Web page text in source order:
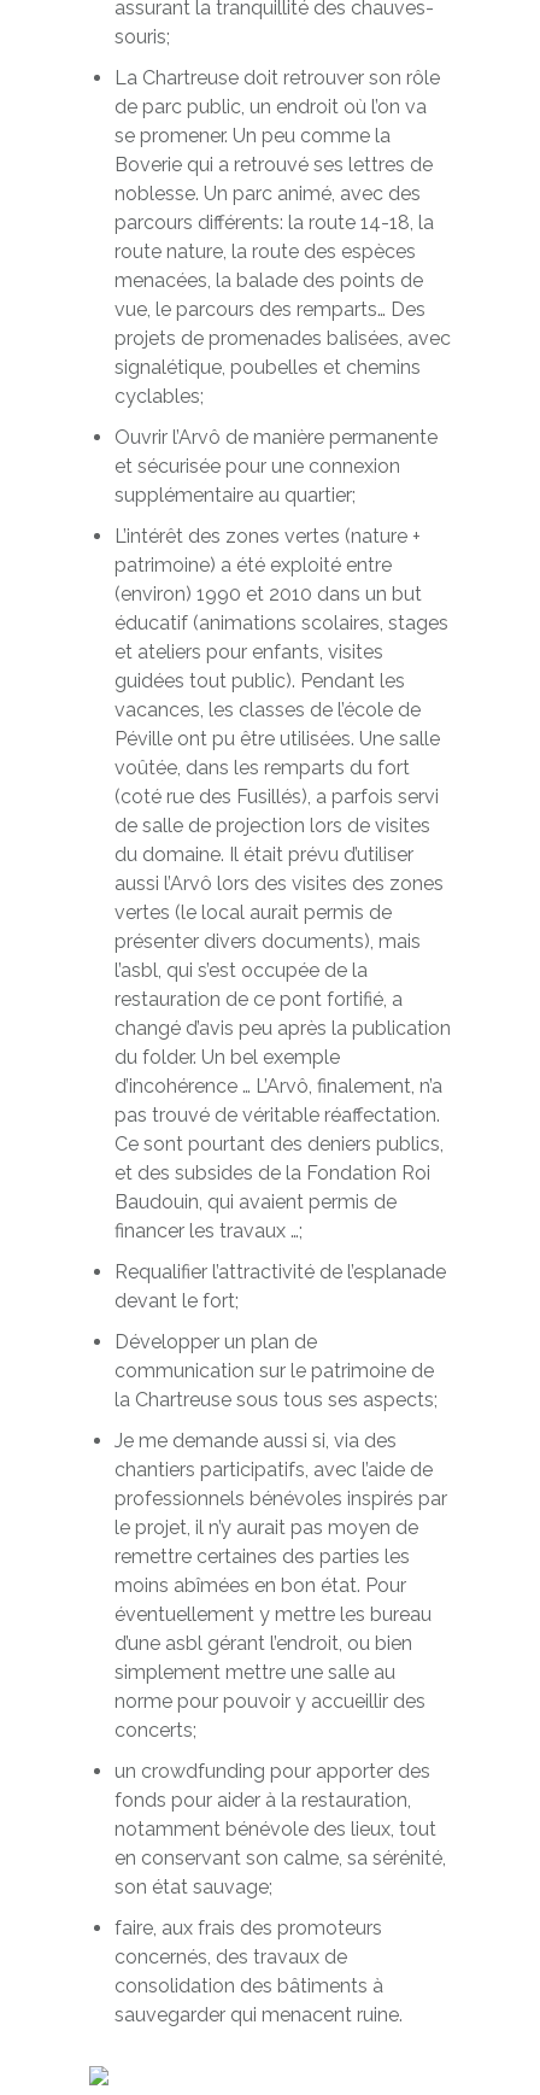
assurant la tranquillité des chauves-
souris;
La Chartreuse doit retrouver son rôle
de parc public, un endroit où l’on va
se promener. Un peu comme la
Boverie qui a retrouvé ses lettres de
noblesse. Un parc animé, avec des
parcours différents: la route 14-18, la
route nature, la route des espèces
menacées, la balade des points de
vue, le parcours des remparts… Des
projets de promenades balisées, avec
signalétique, poubelles et chemins
cyclables;
Ouvrir l’Arvô de manière permanente
et sécurisée pour une connexion
supplémentaire au quartier;
L’intérêt des zones vertes (nature +
patrimoine) a été exploité entre
(environ) 1990 et 2010 dans un but
éducatif (animations scolaires, stages
et ateliers pour enfants, visites
guidées tout public). Pendant les
vacances, les classes de l’école de
Péville ont pu être utilisées. Une salle
voûtée, dans les remparts du fort
(coté rue des Fusillés), a parfois servi
de salle de projection lors de visites
du domaine. Il était prévu d’utiliser
aussi l’Arvô lors des visites des zones
vertes (le local aurait permis de
présenter divers documents), mais
l’asbl, qui s’est occupée de la
restauration de ce pont fortifié, a
changé d’avis peu après la publication
du folder. Un bel exemple
d’incohérence … L’Arvô, finalement, n’a
pas trouvé de véritable réaffectation.
Ce sont pourtant des deniers publics,
et des subsides de la Fondation Roi
Baudouin, qui avaient permis de
financer les travaux …;
Requalifier l’attractivité de l’esplanade
devant le fort;
Développer un plan de
communication sur le patrimoine de
la Chartreuse sous tous ses aspects;
Je me demande aussi si, via des
chantiers participatifs, avec l’aide de
professionnels bénévoles inspirés par
le projet, il n’y aurait pas moyen de
remettre certaines des parties les
moins abîmées en bon état. Pour
éventuellement y mettre les bureau
d’une asbl gérant l’endroit, ou bien
simplement mettre une salle au
norme pour pouvoir y accueillir des
concerts;
un crowdfunding pour apporter des
fonds pour aider à la restauration,
notamment bénévole des lieux, tout
en conservant son calme, sa sérénité,
son état sauvage;
faire, aux frais des promoteurs
concernés, des travaux de
consolidation des bâtiments à
sauvegarder qui menacent ruine.